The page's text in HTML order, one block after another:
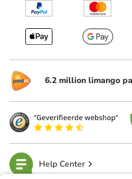
6.2 million limango
Help Center